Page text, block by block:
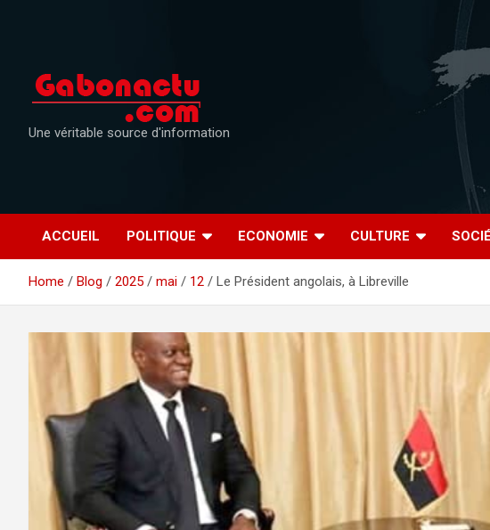
Une véritable source d'information
ACCUEIL POLITIQUE ECONOMIE CULTURE
Home Blog 2025 mai 12 Le Président angolais, à Libreville